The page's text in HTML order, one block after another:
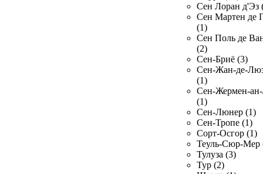
Сен Лоран д'Эз
Сен Мартен де
(1)
Сен Поль де
(2)
Сен-Бриё (3)
Сен-Жан-де-
(1)
Сен-Жермен-
(1)
Сен-Люнер (1)
Сен-Тропе (1)
Сорт-Осгор (1)
Теуль-Сюр-Мер
Тулуза (3)
Тур (2)